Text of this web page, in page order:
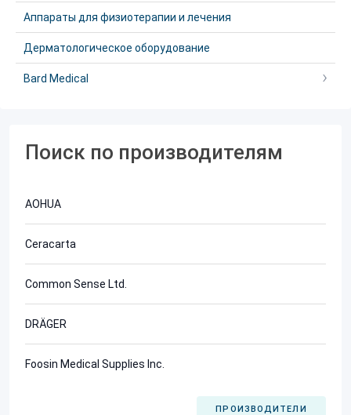
Аппараты для физиотерапии и лечения
Дерматологическое оборудование
Bard Medical
Поиск по производителям
AOHUA
Ceracarta
Common Sense Ltd.
DRÄGER
Foosin Medical Supplies Inc.
ПРОИЗВОДИТЕЛИ